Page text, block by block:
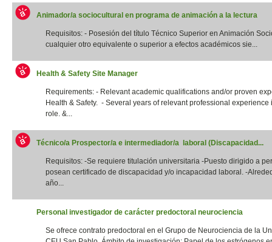
Animador/a sociocultural en programa de animación a la lectura
Requisitos: - Posesión del título Técnico Superior en Animación
cualquier otro equivalente o superior a efectos académicos sie...
Health & Safety Site Manager
Requirements: - Relevant academic qualifications and/or proven
Health & Safety. - Several years of relevant professional experience
role. &...
Técnico/a Prospector/a e intermediador/a laboral (Discapacidad...
Requisitos: -Se requiere titulación universitaria -Puesto dirigido a
posean certificado de discapacidad y/o incapacidad laboral. -
año...
Personal investigador de carácter predoctoral neurociencia
Se ofrece contrato predoctoral en el Grupo de Neurociencia de la